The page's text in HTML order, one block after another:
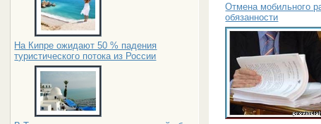
На Кипре ожидают 50 % падения
туристического потока из России
Отмена мобильного
обязанности